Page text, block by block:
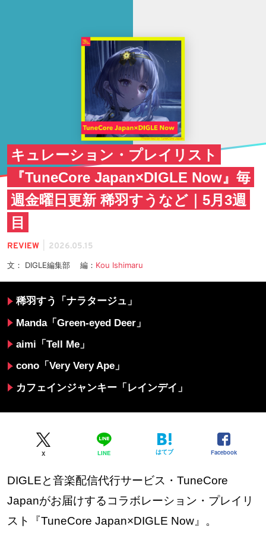
キュレーション・プレイリスト
『TuneCore Japan×DIGLE Now』毎
週金曜日更新 稀羽すうなど｜5月3週
目
REVIEW 2026.05.15
文： DIGLE編集部 編： Kou Ishimaru
稀羽すう「ナラタージュ」
Manda「Green-eyed Deer」
aimi「Tell Me」
cono「Very Very Ape」
カフェインジャンキー「レインデイ」
X LINE はてブ Facebook
DIGLEと音楽配信代行サービス・TuneCore
Japanがお届けするコラボレーション・プレイリ
スト『TuneCore Japan×DIGLE Now』。